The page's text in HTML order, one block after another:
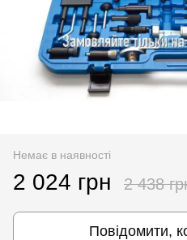
Немає в наявності
2 024 грн 2 438
Повідомити,